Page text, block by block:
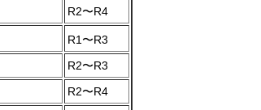
R2〜R4
R1〜R3
R2〜R3
R2〜R4